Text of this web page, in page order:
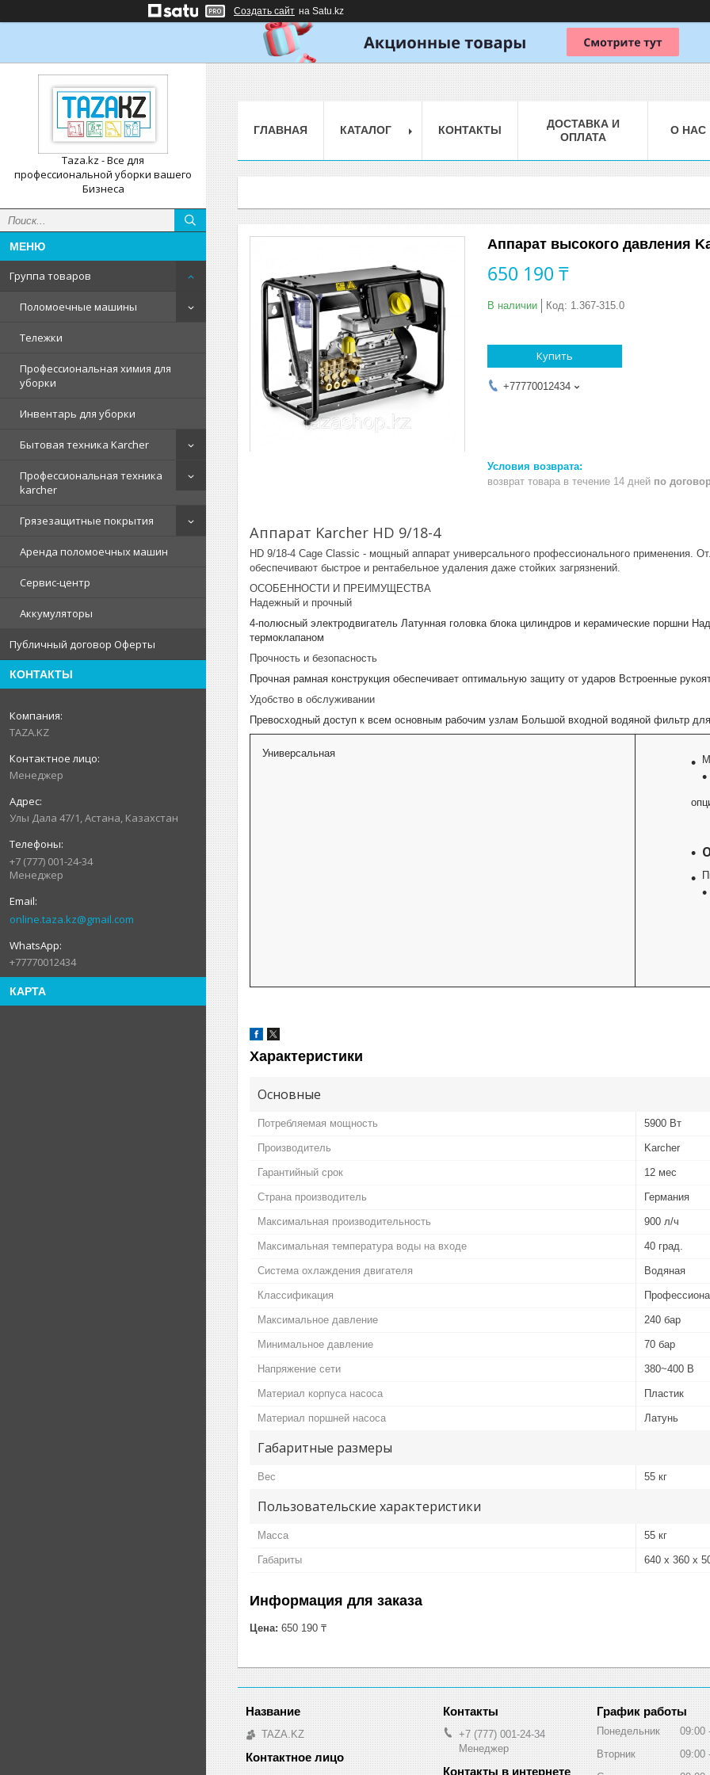
Создать сайт на Satu.kz
Taza.kz - Все для
профессиональной уборки вашего
Бизнеса
Группа товаров
Поломоечные машины
Тележки
Профессиональная химия для
уборки
Инвентарь для уборки
Бытовая техника Karcher
Профессиональная техника
karcher
Грязезащитные покрытия
Аренда поломоечных машин
Сервис-центр
Аккумуляторы
Публичный договор Оферты
КОНТАКТЫ
TAZA.KZ
Менеджер
Улы Дала 47/1, Астана, Казахстан
+7 (777) 001-24-34
Менеджер
online.taza.kz@gmail.com
+77770012434
КАРТА
ГЛАВНАЯ КАТАЛОГ КОНТАКТЫ
ДОСТАВКА И
ОПЛАТА
О НАС
Аппарат высокого давления
650 190 ₸
В наличии Код: 1.367-315.0
Купить
+77770012434
возврат товара в течение 14 дней по
Аппарат Karcher HD 9/18-4
HD 9/18-4 Cage Classic - мощный аппарат универсального профессионального применения.
обеспечивают быстрое и рентабельное удаления даже стойких загрязнений.
ОСОБЕННОСТИ И ПРЕИМУЩЕСТВА
Надежный и прочный
4-полюсный электродвигатель Латунная головка блока цилиндров и керамические поршни
термоклапаном
Прочность и безопасность
Прочная рамная конструкция обеспечивает оптимальную защиту от ударов Встроенные
Удобство в обслуживании
Превосходный доступ к всем основным рабочим узлам Большой входной водяной фильтр
Универсальная
Характеристики
Основные
Потребляемая мощность 5900 Вт
Производитель Karcher
Гарантийный срок 12 мес
Страна производитель Германия
Максимальная производительность 900 л/ч
Максимальная температура воды на входе 40 град.
Система охлаждения двигателя Водяная
Классификация
Максимальное давление 240 бар
Минимальное давление 70 бар
Напряжение сети 380~400 В
Материал корпуса насоса Пластик
Материал поршней насоса Латунь
Габаритные размеры
Вес 55 кг
Пользовательские характеристики
Масса 55 кг
Габариты 640 x 360 x
Информация для заказа
Цена: 650 190 ₸
TAZA.KZ
+7 (777) 001-24-34
Менеджер
График работы
Понедельник 09:00
Вторник
09:00